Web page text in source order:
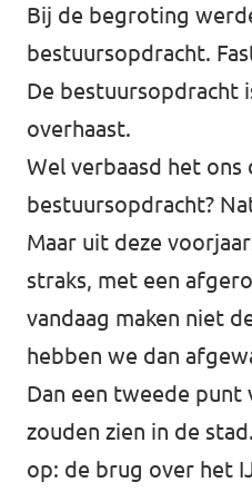
Bij de begroting
bestuursopdracht.
De bestuursopdracht
overhaast.
Wel verbaasd het
bestuursopdracht?
Maar uit deze
straks, met een
vandaag maken niet
hebben we dan
Dan een tweede
zouden zien in de
op: de brug over het